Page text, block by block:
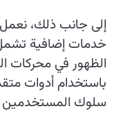
إلى جانب ذلك،
باستخدام أدوات
سلوك